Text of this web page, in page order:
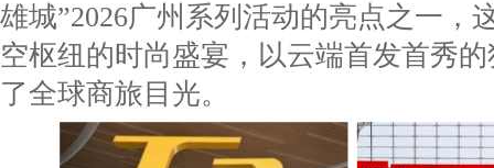
雄城”2026广州系列活动的亮点之一，
空枢纽的时尚盛宴，以云端首发首秀
了全球商旅目光。